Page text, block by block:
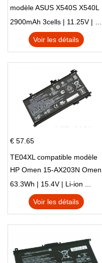
modèle ASUS X540S X540L
X540LA-SI302 X540SA
X540S
2900mAh 3cells | 11.25V | Li-ion ...
Voir les détails
€ 57.65
TE04XL compatible modèle
HP Omen 15-AX203N Omen
15 Series Pavilion 15 Series
63.3Wh | 15.4V | Li-ion ...
Voir les détails